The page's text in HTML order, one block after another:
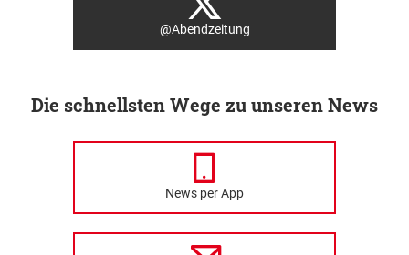
@Abendzeitung
Die schnellsten Wege zu unseren News
News per App